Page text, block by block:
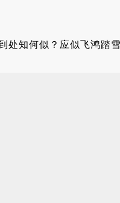
处知何似？应似飞鸿踏